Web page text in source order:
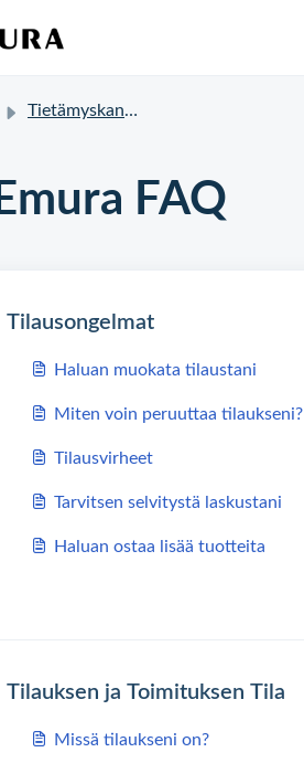
Tietämyskanta
Emura FAQ
Tilausongelmat
Haluan muokata tilaustani
Miten voin peruuttaa tilaukseni?
Tilausvirheet
Tarvitsen selvitystä laskustani
Haluan ostaa lisää tuotteita
Tilauksen ja Toimituksen Tila
Missä tilaukseni on?